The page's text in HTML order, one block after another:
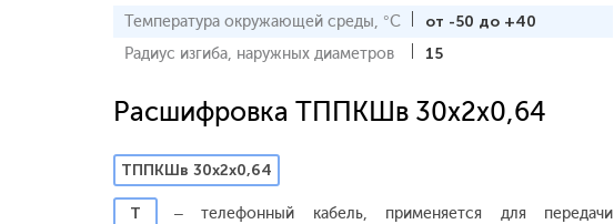
Температура окружающей среды, °С
от -50 до +40
Радиус изгиба, наружных диаметров
15
Расшифровка ТППКШв 30х2х0,64
ТППКШв 30х2х0,64
Т
– телефонный кабель, применяется для передачи